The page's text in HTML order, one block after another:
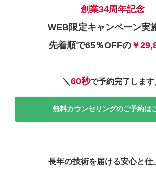
創業34周年記念
WEB限定キャンペーン実
先着順で65％OFFの￥
＼ 60秒で予約完了します
無料カウンセリングのご予約は
長年の技術を届ける安心と仕